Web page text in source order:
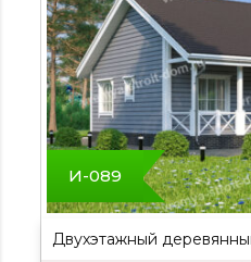
И-089
Двухэтажный